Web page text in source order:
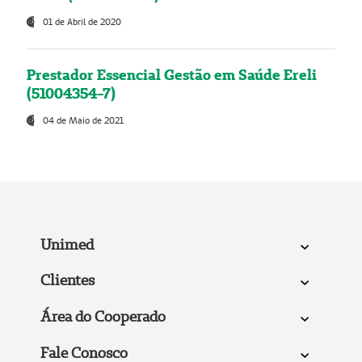
01 de Abril de 2020
Prestador Essencial Gestão em Saúde Ereli
(51004354-7)
04 de Maio de 2021
Unimed
Clientes
Área do Cooperado
Fale Conosco